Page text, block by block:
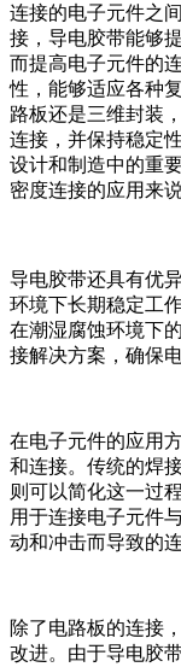
连接的电子元件之
接，导电胶带能够
而提高电子元件的
性，能够适应各种
路板还是三维封装
连接，并保持稳定
设计和制造中的重
密度连接的应用来说
导电胶带还具有优
环境下长期稳定工
在潮湿腐蚀环境下
接解决方案，确保
在电子元件的应用
和连接。传统的焊
则可以简化这一过
用于连接电子元件
动和冲击而导致的
除了电路板的连接
改进。由于导电胶